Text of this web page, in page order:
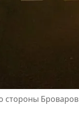
стороны Броваров